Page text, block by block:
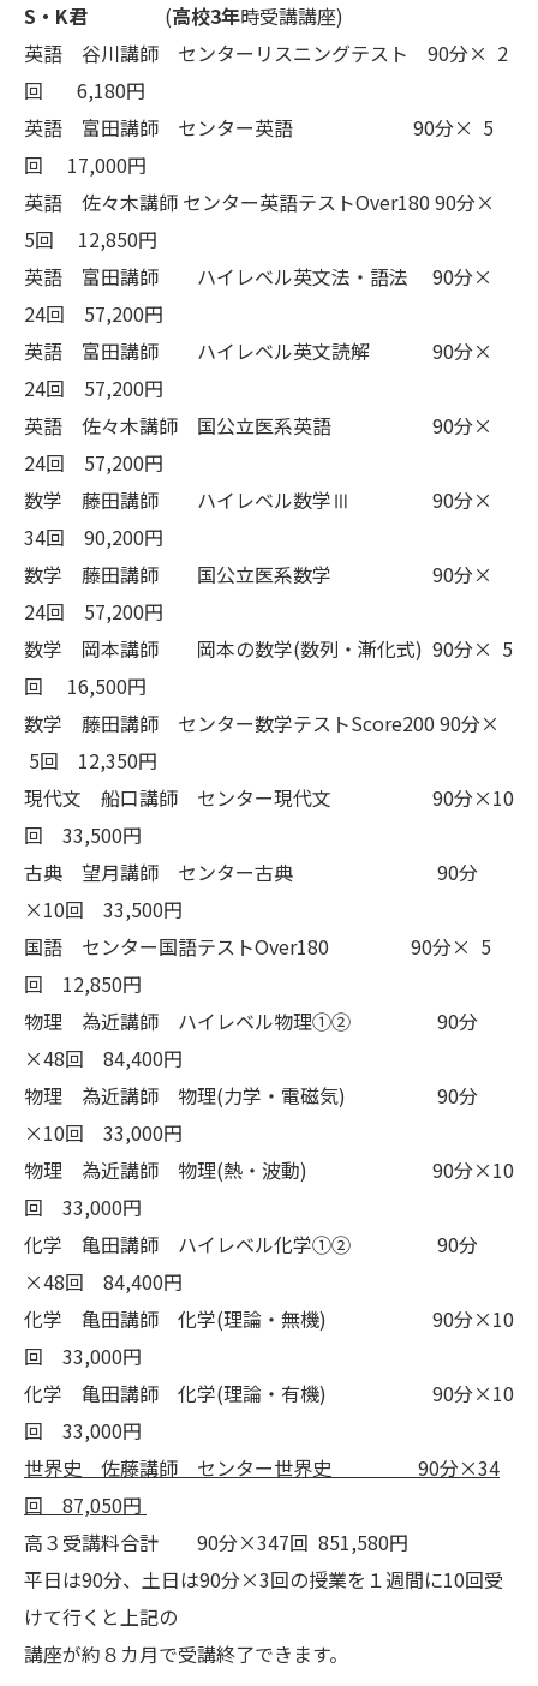
S・K君 (高校3年時受講講座)
英語 谷川講師 センターリスニングテスト 90分× 2
回 6,180円
英語 富田講師 センター英語 90分× 5
回 17,000円
英語 佐々木講師 センター英語テストOver180 90分×
5回 12,850円
英語 富田講師 ハイレベル英文法・語法 90分×
24回 57,200円
英語 富田講師 ハイレベル英文読解 90分×
24回 57,200円
英語 佐々木講師 国公立医系英語 90分×
24回 57,200円
数学 藤田講師 ハイレベル数学Ⅲ 90分×
34回 90,200円
数学 藤田講師 国公立医系数学 90分×
24回 57,200円
数学 岡本講師 岡本の数学(数列・漸化式) 90分× 5
回 16,500円
数学 藤田講師 センター数学テストScore200 90分×
5回 12,350円
現代文 船口講師 センター現代文 90分×10
回 33,500円
古典 望月講師 センター古典 90分
×10回 33,500円
国語 センター国語テストOver180 90分× 5
回 12,850円
物理 為近講師 ハイレベル物理①② 90分
×48回 84,400円
物理 為近講師 物理(力学・電磁気) 90分
×10回 33,000円
物理 為近講師 物理(熱・波動) 90分×10
回 33,000円
化学 亀田講師 ハイレベル化学①② 90分
×48回 84,400円
化学 亀田講師 化学(理論・無機) 90分×10
回 33,000円
化学 亀田講師 化学(理論・有機) 90分×10
回 33,000円
世界史 佐藤講師 センター世界史
90分×34
回 87,050円
高３受講料合計 90分×347回 851,580円
平日は90分、土日は90分×3回の授業を１週間に10回受
けて行くと上記の
講座が約８カ月で受講終了できます。